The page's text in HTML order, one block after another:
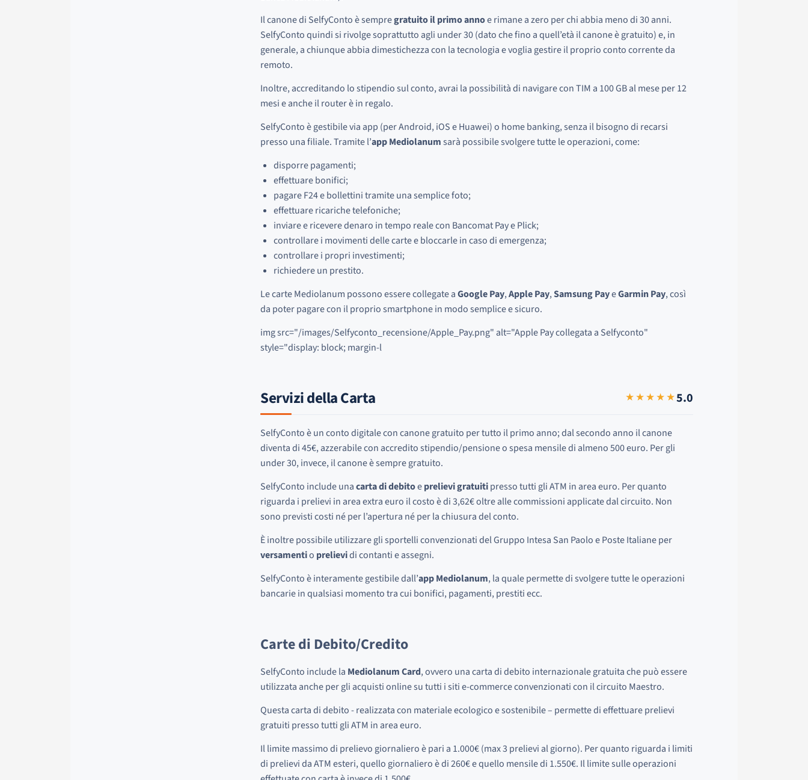
Il canone di SelfyConto è sempregratuito il primo annoe rimane a zero per chi abbia meno di 30 anni.
SelfyConto quindi si rivolge soprattutto agli under 30 (dato che fino a quell’età il canone è gratuito) e, in
generale, a chiunque abbia dimestichezza con la tecnologia e voglia gestire il proprio conto corrente da
remoto.
Inoltre, accreditando lo stipendio sul conto, avrai la possibilità di navigare con TIM a 100 GB al mese per 12
mesi e anche il router è in regalo.
SelfyConto è gestibile via app (per Android, iOS e Huawei) o home banking, senza il bisogno di recarsi
presso una filiale. Tramite l’app Mediolanumsarà possibile svolgere tutte le operazioni, come:
disporre pagamenti;
effettuare bonifici;
pagare F24 e bollettini tramite una semplice foto;
effettuare ricariche telefoniche;
inviare e ricevere denaro in tempo reale con Bancomat Pay e Plick;
controllare i movimenti delle carte e bloccarle in caso di emergenza;
controllare i propri investimenti;
richiedere un prestito.
Le carte Mediolanum possono essere collegate aGoogle Pay,Apple Pay,Samsung PayeGarmin Pay, così
da poter pagare con il proprio smartphone in modo semplice e sicuro.
img src="/images/Selfyconto_recensione/Apple_Pay.png" alt="Apple Pay collegata a Selfyconto"
style="display: block; margin-l
Servizi della Carta ★★★★★5.0
SelfyConto è un conto digitale con canone gratuito per tutto il primo anno; dal secondo anno il canone
diventa di 45€, azzerabile con accredito stipendio/pensione o spesa mensile di almeno 500 euro. Per gli
under 30, invece, il canone è sempre gratuito.
SelfyConto include unacarta di debitoeprelievi gratuitipresso tutti gli ATM in area euro. Per quanto
riguarda i prelievi in area extra euro il costo è di 3,62€ oltre alle commissioni applicate dal circuito. Non
sono previsti costi né per l’apertura né per la chiusura del conto.
È inoltre possibile utilizzare gli sportelli convenzionati del Gruppo Intesa San Paolo e Poste Italiane per
versamentio prelievidi contanti e assegni.
SelfyConto è interamente gestibile dall’app Mediolanum, la quale permette di svolgere tutte le operazioni
bancarie in qualsiasi momento tra cui bonifici, pagamenti, prestiti ecc.
Carte di Debito/Credito
SelfyConto include la Mediolanum Card, ovvero una carta di debito internazionale gratuita che può essere
utilizzata anche per gli acquisti online su tutti i siti e-commerce convenzionati con il circuito Maestro.
Questa carta di debito - realizzata con materiale ecologico e sostenibile – permette di effettuare prelievi
gratuiti presso tutti gli ATM in area euro.
Il limite massimo di prelievo giornaliero è pari a 1.000€ (max 3 prelievi al giorno). Per quanto riguarda i limiti
di prelievi da ATM esteri, quello giornaliero è di 260€ e quello mensile di 1.550€. Il limite sulle operazioni